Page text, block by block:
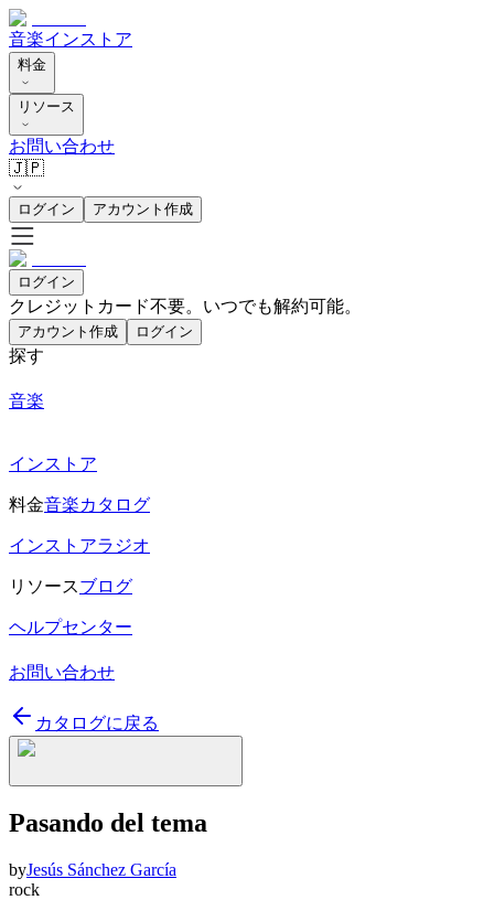
音楽インストア
料金
リソース
お問い合わせ
🇯🇵
ログイン アカウント作成
ログイン
クレジットカード不要。いつでも解約可能。
アカウント作成 ログイン
探す
音楽
インストア
料金音楽カタログ
インストアラジオ
リソースブログ
ヘルプセンター
お問い合わせ
カタログに戻る
Pasando del tema
byJesús Sánchez García
rock